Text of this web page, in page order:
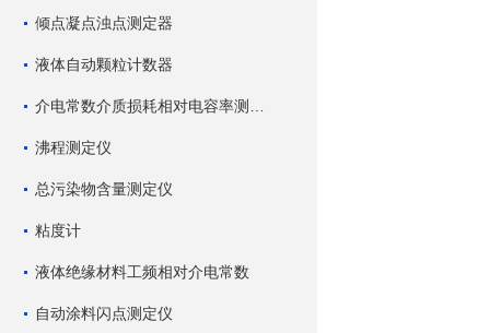
倾点凝点浊点测定器
液体自动颗粒计数器
沸程测定仪
总污染物含量测定仪
粘度计
液体绝缘材料工频相对介电常数
自动涂料闪点测定仪